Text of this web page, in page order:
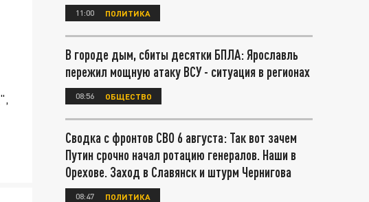
",
11:00 ПОЛИТИКА
В городе дым, сбиты десятки БПЛА: Ярославль
пережил мощную атаку ВСУ - ситуация в регионах
08:56 ОБЩЕСТВО
Сводка с фронтов СВО 6 августа: Так вот зачем
Путин срочно начал ротацию генералов. Наши в
Орехове. Заход в Славянск и штурм Чернигова
08:47 ПОЛИТИКА